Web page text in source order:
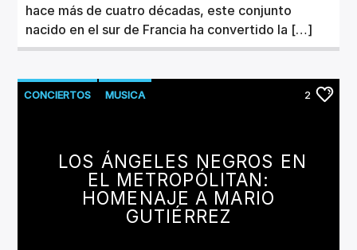
hace más de cuatro décadas, este conjunto
nacido en el sur de Francia ha convertido la […]
CONCIERTOS MUSICA 2
LOS ÁNGELES NEGROS EN
EL METROPÓLITAN:
HOMENAJE A MARIO
GUTIÉRREZ